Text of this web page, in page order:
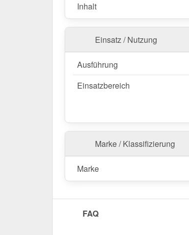
Inhalt
Einsatz / Nutzung
Ausführung
Einsatzbereich
Marke / Klassifizierung
Marke
FAQ